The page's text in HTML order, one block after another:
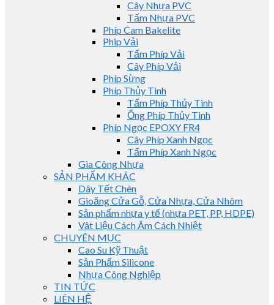
Cây Nhựa PVC
Tấm Nhựa PVC
Phíp Cam Bakelite
Phip Vải
Tấm Phíp Vải
Cây Phíp Vải
Phíp Sừng
Phíp Thủy Tinh
Tấm Phíp Thủy Tinh
Ống Phíp Thủy Tinh
Phíp Ngọc EPOXY FR4
Cây Phíp Xanh Ngọc
Tấm Phíp Xanh Ngọc
Gia Công Nhựa
SẢN PHẨM KHÁC
Dây Tết Chèn
Gioăng Cửa Gỗ, Cửa Nhựa, Cửa Nhôm
Sản phẩm nhựa y tế (nhựa PET, PP, HDPE)
Vât Liệu Cách Âm Cách Nhiệt
CHUYÊN MỤC
Cao Su Kỹ Thuật
Sản Phẩm Silicone
Nhựa Công Nghiệp
TIN TỨC
LIÊN HỆ